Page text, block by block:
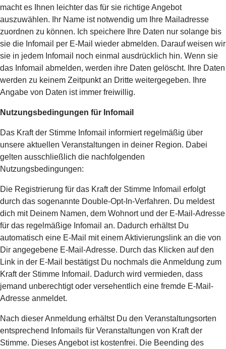
macht es Ihnen leichter das für sie richtige Angebot
auszuwählen. Ihr Name ist notwendig um Ihre Mailadresse
zuordnen zu können. Ich speichere Ihre Daten nur solange bis
sie die Infomail per E-Mail wieder abmelden. Darauf weisen wir
sie in jedem Infomail noch einmal ausdrücklich hin. Wenn sie
das Infomail abmelden, werden ihre Daten gelöscht. Ihre Daten
werden zu keinem Zeitpunkt an Dritte weitergegeben. Ihre
Angabe von Daten ist immer freiwillig.
Nutzungsbedingungen für Infomail
Das Kraft der Stimme Infomail informiert regelmäßig über
unsere aktuellen Veranstaltungen in deiner Region. Dabei
gelten ausschließlich die nachfolgenden
Nutzungsbedingungen:
Die Registrierung für das Kraft der Stimme Infomail erfolgt
durch das sogenannte Double-Opt-In-Verfahren. Du meldest
dich mit Deinem Namen, dem Wohnort und der E-Mail-Adresse
für das regelmäßige Infomail an. Dadurch erhältst Du
automatisch eine E-Mail mit einem Aktivierungslink an die von
Dir angegebene E-Mail-Adresse. Durch das Klicken auf den
Link in der E-Mail bestätigst Du nochmals die Anmeldung zum
Kraft der Stimme Infomail. Dadurch wird vermieden, dass
jemand unberechtigt oder versehentlich eine fremde E-Mail-
Adresse anmeldet.
Nach dieser Anmeldung erhältst Du den Veranstaltungsorten
entsprechend Infomails für Veranstaltungen von Kraft der
Stimme. Dieses Angebot ist kostenfrei. Die Beending des